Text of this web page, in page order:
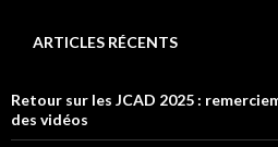
ARTICLES RÉCENTS
Retour sur les JCAD 2025 :
des vidéos